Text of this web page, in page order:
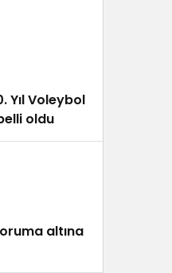
Yıl Voleybol
oldu
altına